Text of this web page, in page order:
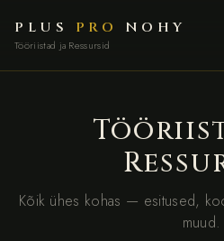
PLUS PRO NOHY
Tööriistad ja Ressursid
Kõik ühes kohas — esitused,
muud.